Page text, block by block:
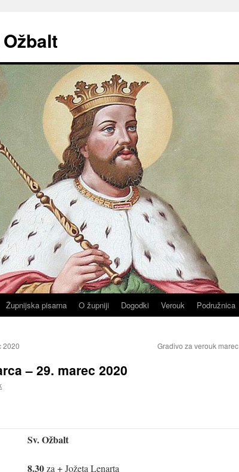
Župnijska pisarna O župniji Dogodki Verouk Podružnica
2020 Gradivo za verouk marec
– 29. marec 2020
Sv. Ožbalt
8.30za + Jožeta Lenarta